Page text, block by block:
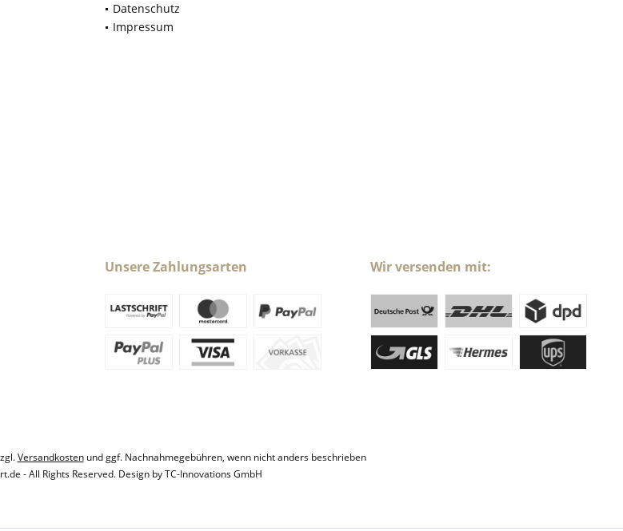
Datenschutz
Impressum
Unsere Zahlungsarten Wir versenden mit:
Versandkostenund ggf. Nachnahmegebühren, wenn nicht anders beschrieben
- All Rights Reserved. Design byTC-Innovations GmbH